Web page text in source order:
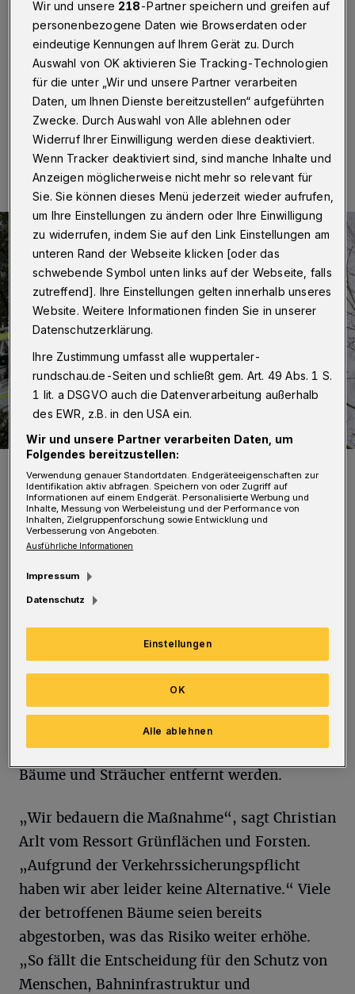
Wuppertal· Entlang der Bahnstrecke im Wuppertaler
Rauental werden ab dem 24. November 2025 Bäume
und Sträucher entfernt.
17.11.2025 , 14:22 Uhr Eine Minute Lesezeit
Symbolbild.
Foto: Christoph Petersen
„Die Deutsche Bahn hat auf
Beeinträchtigungen hingewiesen, die für den
Bahnverkehr entstehen können, und die
Entfernung der betroffenen Vegetation
gefordert“, teilt die Stadtverwaltung mit. Als
Eigentümerin der Flächen steht das Ressort
Grünflächen und Forsten in der Pflicht. Um
für Verkehrssicherheit zu sorgen, müssen
Bäume und Sträucher entfernt werden.
„Wir bedauern die Maßnahme“, sagt Christian
Arlt vom Ressort Grünflächen und Forsten.
„Aufgrund der Verkehrssicherungspflicht
haben wir aber leider keine Alternative.“ Viele
der betroffenen Bäume seien bereits
abgestorben, was das Risiko weiter erhöhe.
„So fällt die Entscheidung für den Schutz von
Menschen, Bahninfrastruktur und
Wir und unsere 218-Partner speichern und greifen auf
personenbezogene Daten wie Browserdaten oder
eindeutige Kennungen auf Ihrem Gerät zu. Durch
Auswahl von OK aktivieren Sie Tracking-Technologien
für die unter „Wir und unsere Partner verarbeiten
Daten, um Ihnen Dienste bereitzustellen“ aufgeführten
Zwecke. Durch Auswahl von Alle ablehnen oder
Widerruf Ihrer Einwilligung werden diese deaktiviert.
Wenn Tracker deaktiviert sind, sind manche Inhalte und
Anzeigen möglicherweise nicht mehr so relevant für
Sie. Sie können dieses Menü jederzeit wieder aufrufen,
um Ihre Einstellungen zu ändern oder Ihre Einwilligung
zu widerrufen, indem Sie auf den Link Einstellungen am
unteren Rand der Webseite klicken [oder das
schwebende Symbol unten links auf der Webseite, falls
zutreffend]. Ihre Einstellungen gelten innerhalb unseres
Website. Weitere Informationen finden Sie in unserer
Datenschutzerklärung.
Ihre Zustimmung umfasst alle wuppertaler-
rundschau.de-Seiten und schließt gem. Art. 49 Abs. 1 S.
1 lit. a DSGVO auch die Datenverarbeitung außerhalb
des EWR, z.B. in den USA ein.
Wir und unsere Partner verarbeiten Daten, um
Folgendes bereitzustellen:
Verwendung genauer Standortdaten. Endgeräteeigenschaften zur
Identifikation aktiv abfragen. Speichern von oder Zugriff auf
Informationen auf einem Endgerät. Personalisierte Werbung und
Inhalte, Messung von Werbeleistung und der Performance von
Inhalten, Zielgruppenforschung sowie Entwicklung und
Verbesserung von Angeboten.
Ausführliche Informationen
Impressum
Datenschutz
Einstellungen
Alle ablehnen
OK